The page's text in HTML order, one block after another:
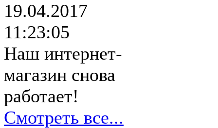
19.04.2017
11:23:05
Наш интернет-
магазин снова
работает!
Смотреть все...